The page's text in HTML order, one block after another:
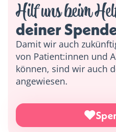
Hilf uns beim
deiner
Damit wir auch
von Patient:innen und
können, sind wir auch
angewiesen.